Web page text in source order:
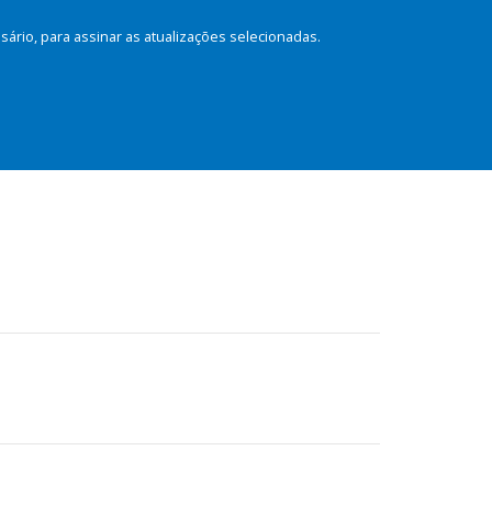
para assinar as atualizações selecionadas.